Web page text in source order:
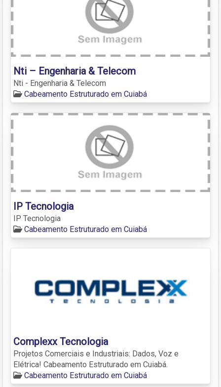
Nti – Engenharia & Telecom
Nti - Engenharia & Telecom
Cabeamento Estruturado em Cuiabá
IP Tecnologia
IP Tecnologia
Cabeamento Estruturado em Cuiabá
Complexx Tecnologia
Projetos Comerciais e Industriais: Dados, Voz e
Elétrica! Cabeamento Estruturado em Cuiabá.
Cabeamento Estruturado em Cuiabá